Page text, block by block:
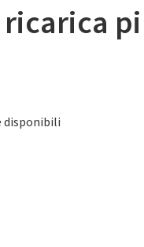
disponibili